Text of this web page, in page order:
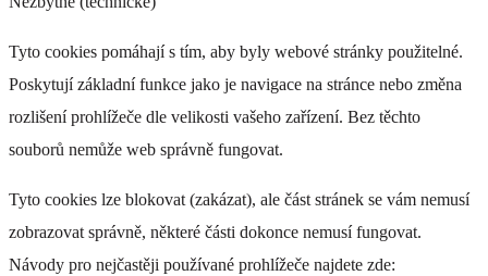
Tyto cookies pomáhají s tím, aby byly webové stránky použitelné.
Poskytují základní funkce jako je navigace na stránce nebo změna
rozlišení prohlížeče dle velikosti vašeho zařízení. Bez těchto
souborů nemůže web správně fungovat.
Tyto cookies lze blokovat (zakázat), ale část stránek se vám nemusí
zobrazovat správně, některé části dokonce nemusí fungovat.
Návody pro nejčastěji používané prohlížeče najdete zde: